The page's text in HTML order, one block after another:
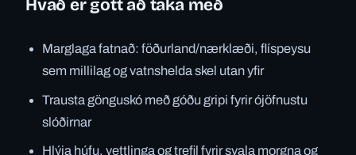
Hvað er gott að taka með
Marglaga fatnað: föðurland/nærklæði, flíspeysu
sem millilag og vatnshelda skel utan yfir
Trausta gönguskó með góðu gripi fyrir ójöfnustu
slóðirnar
Hlýja húfu, vettlinga og trefil fyrir svala morgna og